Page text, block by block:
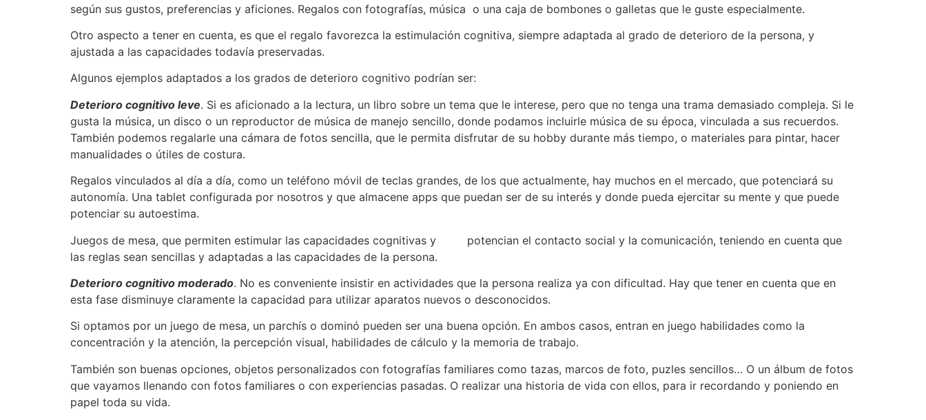
según sus gustos, preferencias y aficiones. Regalos con fotografías, música o una caja de bombones o galletas que le guste especialmente.
Otro aspecto a tener en cuenta, es que el regalo favorezca la estimulación cognitiva, siempre adaptada al grado de deterioro de la persona, y
ajustada a las capacidades todavía preservadas.
Algunos ejemplos adaptados a los grados de deterioro cognitivo podrían ser:
Deterioro cognitivo leve. Si es aficionado a la lectura, un libro sobre un tema que le interese, pero que no tenga una trama demasiado compleja. Si le
gusta la música, un disco o un reproductor de música de manejo sencillo, donde podamos incluirle música de su época, vinculada a sus recuerdos.
También podemos regalarle una cámara de fotos sencilla, que le permita disfrutar de su hobby durante más tiempo, o materiales para pintar, hacer
manualidades o útiles de costura.
Regalos vinculados al día a día, como un teléfono móvil de teclas grandes, de los que actualmente, hay muchos en el mercado, que potenciará su
autonomía. Una tablet configurada por nosotros y que almacene apps que puedan ser de su interés y donde pueda ejercitar su mente y que puede
potenciar su autoestima.
Juegos de mesa, que permiten estimular las capacidades cognitivas y potencian el contacto social y la comunicación, teniendo en cuenta que
las reglas sean sencillas y adaptadas a las capacidades de la persona.
Deterioro cognitivo moderado. No es conveniente insistir en actividades que la persona realiza ya con dificultad. Hay que tener en cuenta que en
esta fase disminuye claramente la capacidad para utilizar aparatos nuevos o desconocidos.
Si optamos por un juego de mesa, un parchís o dominó pueden ser una buena opción. En ambos casos, entran en juego habilidades como la
concentración y la atención, la percepción visual, habilidades de cálculo y la memoria de trabajo.
También son buenas opciones, objetos personalizados con fotografías familiares como tazas, marcos de foto, puzles sencillos… O un álbum de fotos
que vayamos llenando con fotos familiares o con experiencias pasadas. O realizar una historia de vida con ellos, para ir recordando y poniendo en
papel toda su vida.